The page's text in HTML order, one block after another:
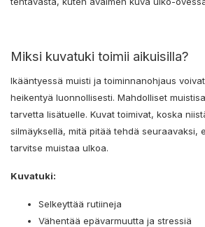
Miksi kuvatuki toimii aikuisilla?
Ikääntyessä muisti ja toiminnanohjaus voivat
heikentyä luonnollisesti. Mahdolliset
tarvetta lisätuelle. Kuvat toimivat, koska
silmäyksellä, mitä pitää tehdä seuraavaksi,
tarvitse muistaa ulkoa.
Kuvatuki:
Selkeyttää rutiineja
Vähentää epävarmuutta ja stressiä